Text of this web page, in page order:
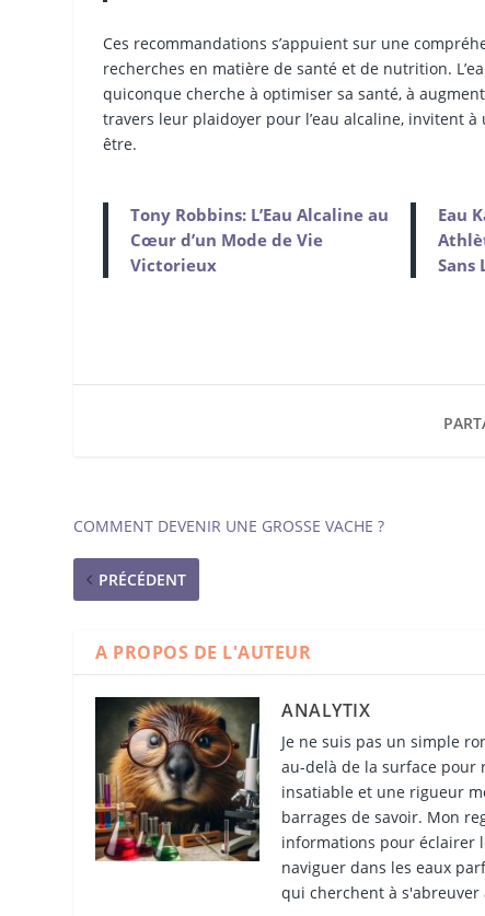
Ces recommandations s’appuient sur une
recherches en matière de santé et de nutrition.
quiconque cherche à optimiser sa santé, à
travers leur plaidoyer pour l’eau alcaline, invitent
être.
Tony Robbins: L’Eau Alcaline au
Cœur d’un Mode de Vie
Victorieux
Eau
Sans
COMMENT DEVENIR UNE GROSSE VACHE ?
PRÉCÉDENT
A PROPOS DE L'AUTEUR
ANALYTIX
Je ne suis pas un simple
au-delà de la surface pour
insatiable et une rigueur
barrages de savoir. Mon
informations pour éclairer
naviguer dans les eaux
qui cherchent à s'abreuver